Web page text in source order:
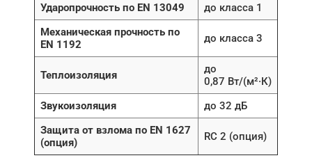
Ударопрочность по EN 13049
до класса 1
Механическая прочность по
EN 1192
до класса 3
Теплоизоляция
до
0,87 Вт/(м²·К)
Звукоизоляция
до 32 дБ
Защита от взлома по EN 1627
(опция)
RC 2 (опция)